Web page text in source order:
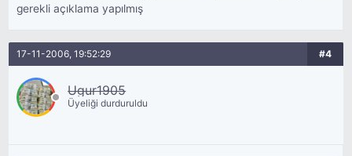
gerekli açıklama yapılmış
17-11-2006, 19:52:29 #4
Ugur1905
Üyeliği durduruldu